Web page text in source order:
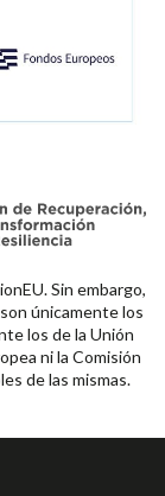
Sin embargo,
únicamente los
los de la Unión
ni la Comisión
de las mismas.